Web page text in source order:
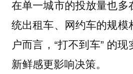
在单一城市的投放量也多
统出租车、网约车的规模
户而言，“打不到车” 的
新鲜感更影响决策。